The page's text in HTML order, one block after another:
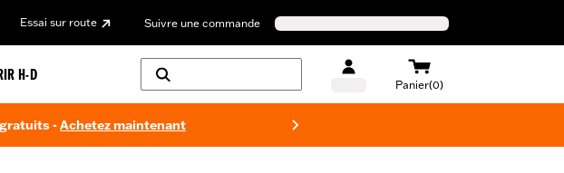
Essai sur route Suivre une commande
H-D
Panier(0)
-Achetez maintenant